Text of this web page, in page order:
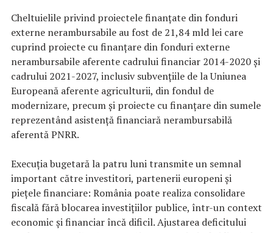
Cheltuielile privind proiectele finanțate din fonduri
externe nerambursabile au fost de 21,84 mld lei care
cuprind proiecte cu finanțare din fonduri externe
nerambursabile aferente cadrului financiar 2014-2020 și
cadrului 2021-2027, inclusiv subvențiile de la Uniunea
Europeană aferente agriculturii, din fondul de
modernizare, precum și proiecte cu finanțare din sumele
reprezentând asistență financiară nerambursabilă
aferentă PNRR.
Execuția bugetară la patru luni transmite un semnal
important către investitori, partenerii europeni și
piețele financiare: România poate realiza consolidare
fiscală fără blocarea investițiilor publice, într-un context
economic și financiar încă dificil. Ajustarea deficitului